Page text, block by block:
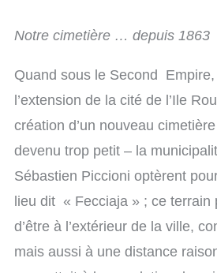
Notre cimetière … depuis 1863
Quand sous le Second
l’extension de la cité de l’Ile
création d’un nouveau
devenu trop petit – la
Sébastien Piccioni optèrent
lieu dit « Fecciaja » ; ce terrain
d’être à l’extérieur de la ville,
mais aussi à une distance